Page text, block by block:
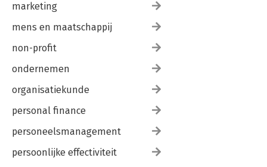
marketing
mens en maatschappij
non-profit
ondernemen
organisatiekunde
personal finance
personeelsmanagement
persoonlijke effectiviteit